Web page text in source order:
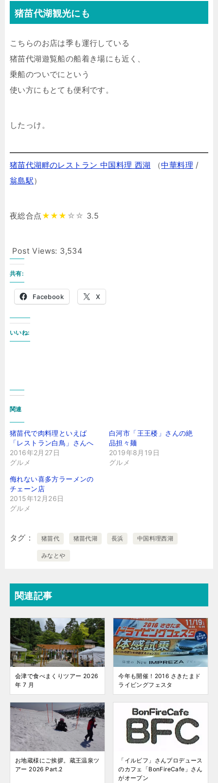
猪苗代湖観光にも
こちらのお店は季も運行している
猪苗代湖遊覧船の船着き場にも近く、
乗船のついでにという
使い方にもとても便利です。
したっけ。
猪苗代湖畔のレストラン 中国料理 西湖 （中華料理 /
翁島駅）
夜総合点 ★★★ ☆☆ 3.5
Post Views: 3,534
共有:
Facebook X
いいね:
関連
猪苗代で肉料理といえば
「レストラン白鳥」さんへ
2016年2月27日
グルメ
白河市「王王楼」さんの絶
品担々麺
2019年8月19日
グルメ
侮れない喜多方ラーメンの
チェーン店
2015年12月26日
グルメ
タグ 猪苗代 猪苗代湖 長浜 中国料理西湖
みなとや
関連記事
会津で食べまくりツアー 2026
年 7 月
今年も開催！2016 さきたまド
ライビングフェスタ
お地蔵様にご挨拶。蔵王温泉ツ
アー 2026 Part.2
「イルビフ」さんプロデュース
のカフェ「BonFireCafe」さん
がオープン